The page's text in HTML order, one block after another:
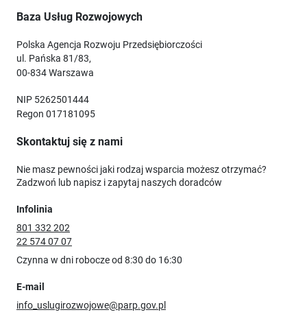
Baza Usług Rozwojowych
Polska Agencja Rozwoju Przedsiębiorczości
ul. Pańska 81/83,
00-834 Warszawa
NIP 5262501444
Regon 017181095
Skontaktuj się z nami
Nie masz pewności jaki rodzaj wsparcia możesz otrzymać?
Zadzwoń lub napisz i zapytaj naszych doradców
Infolinia
801 332 202
22 574 07 07
Czynna w dni robocze od 8:30 do 16:30
E-mail
info_uslugirozwojowe@parp.gov.pl